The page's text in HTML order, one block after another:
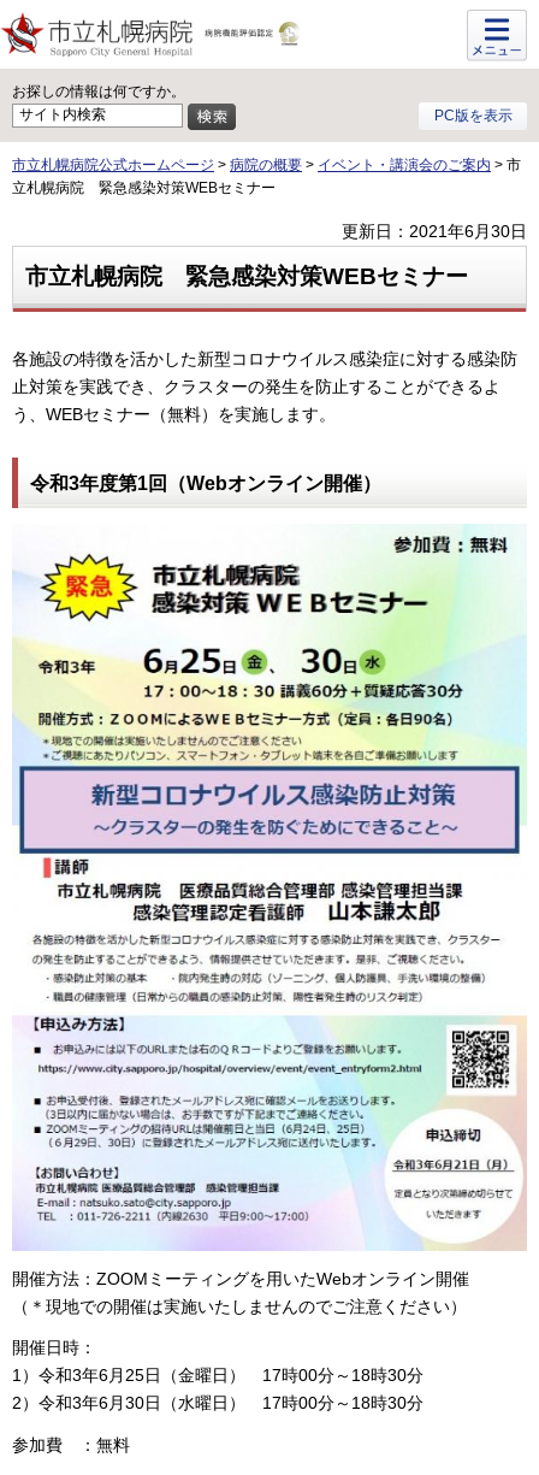
お探しの情報は何ですか。
PC版を表示
メニュ
ー
市立札幌病院公式ホームページ > 病院の概要 > イベント・講演会のご案内 > 市
立札幌病院 緊急感染対策WEBセミナー
更新日：2021年6月30日
市立札幌病院 緊急感染対策WEBセミナー
各施設の特徴を活かした新型コロナウイルス感染症に対する感染防
止対策を実践でき、クラスターの発生を防止することができるよ
う、WEBセミナー（無料）を実施します。
令和3年度第1回（Webオンライン開催）
開催方法：ZOOMミーティングを用いたWebオンライン開催
（＊現地での開催は実施いたしませんのでご注意ください）
開催日時：
1）令和3年6月25日（金曜日） 17時00分～18時30分
2）令和3年6月30日（水曜日） 17時00分～18時30分
参加費 ：無料